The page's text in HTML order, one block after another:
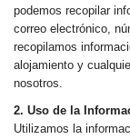
podemos recopilar
correo electrónico,
recopilamos
alojamiento y
nosotros.
2. Uso de la
Utilizamos la